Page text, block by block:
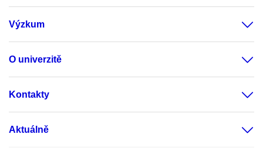
Výzkum
O univerzitě
Kontakty
Aktuálně